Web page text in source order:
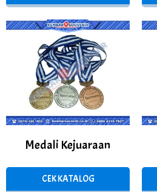
Medali Kejuaraan
CEK KATALOG